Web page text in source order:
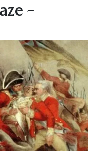
Zoek
–